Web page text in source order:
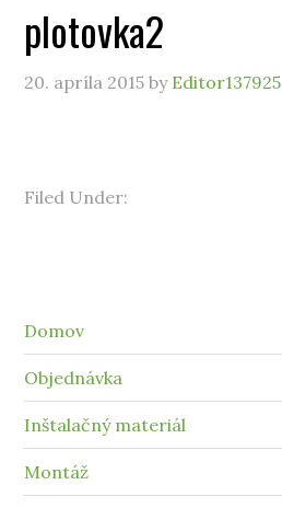
plotovka2
20. apríla 2015 by Editor137925
Filed Under:
Domov
Objednávka
Inštalačný materiál
Montáž